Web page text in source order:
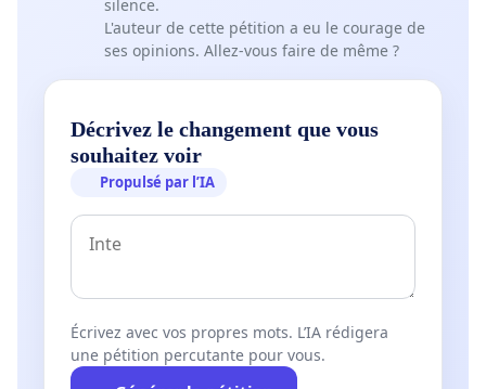
silence.
L'auteur de cette pétition a eu le courage de
ses opinions. Allez-vous faire de même ?
Décrivez le changement que vous
souhaitez voir
Propulsé par l’IA
Écrivez avec vos propres mots. L’IA rédigera
une pétition percutante pour vous.